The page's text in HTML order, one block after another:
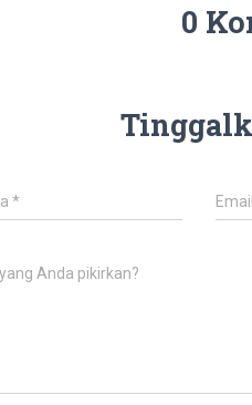
0
*
Anda pikirkan?